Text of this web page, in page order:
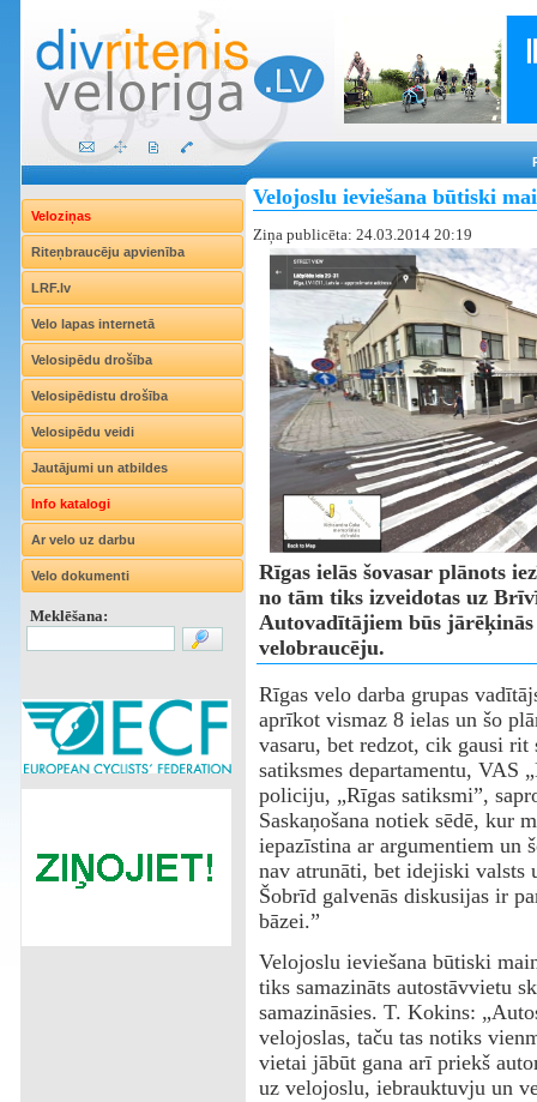
Veloziņas
Riteņbraucēju apvienība
LRF.lv
Velo lapas internetā
Velosipēdu drošība
Velosipēdistu drošība
Velosipēdu veidi
Jautājumi un atbildes
Info katalogi
Ar velo uz darbu
Velo dokumenti
Meklēšana:
Velojoslu ieviešana būtiski
Ziņa publicēta: 24.03.2014 20:19
Rīgas ielās šovasar plānots
no tām tiks izveidotas uz
Autovadītājiem būs
velobraucēju.
Rīgas velo darba grupas
aprīkot vismaz 8 ielas un šo
vasaru, bet redzot, cik gausi rit
satiksmes departamentu, VAS
policiju, „Rīgas satiksmi”,
Saskaņošana notiek sēdē, kur
iepazīstina ar argumentiem un
nav atrunāti, bet idejiski valsts
Šobrīd galvenās diskusijas ir
bāzei.”
Velojoslu ieviešana būtiski
tiks samazināts autostāvvietu
samazināsies. T. Kokins:
velojoslas, taču tas notiks
vietai jābūt gana arī priekš
uz velojoslu, iebrauktuvju un